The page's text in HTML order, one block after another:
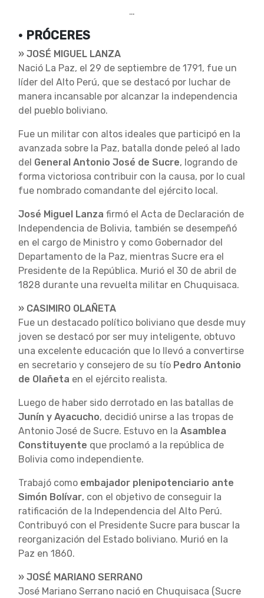
…
• PRÓCERES
» JOSÉ MIGUEL LANZA
Nació La Paz, el 29 de septiembre de 1791, fue un
líder del Alto Perú, que se destacó por luchar de
manera incansable por alcanzar la independencia
del pueblo boliviano.
Fue un militar con altos ideales que participó en la
avanzada sobre la Paz, batalla donde peleó al lado
del General Antonio José de Sucre, logrando de
forma victoriosa contribuir con la causa, por lo cual
fue nombrado comandante del ejército local.
José Miguel Lanza firmó el Acta de Declaración de
Independencia de Bolivia, también se desempeñó
en el cargo de Ministro y como Gobernador del
Departamento de la Paz, mientras Sucre era el
Presidente de la República. Murió el 30 de abril de
1828 durante una revuelta militar en Chuquisaca.
» CASIMIRO OLAÑETA
Fue un destacado político boliviano que desde muy
joven se destacó por ser muy inteligente, obtuvo
una excelente educación que lo llevó a convertirse
en secretario y consejero de su tío Pedro Antonio
de Olañeta en el ejército realista.
Luego de haber sido derrotado en las batallas de
Junín y Ayacucho, decidió unirse a las tropas de
Antonio José de Sucre. Estuvo en la Asamblea
Constituyente que proclamó a la república de
Bolivia como independiente.
Trabajó como embajador plenipotenciario ante
Simón Bolívar, con el objetivo de conseguir la
ratificación de la Independencia del Alto Perú.
Contribuyó con el Presidente Sucre para buscar la
reorganización del Estado boliviano. Murió en la
Paz en 1860.
» JOSÉ MARIANO SERRANO
José Mariano Serrano nació en Chuquisaca (Sucre